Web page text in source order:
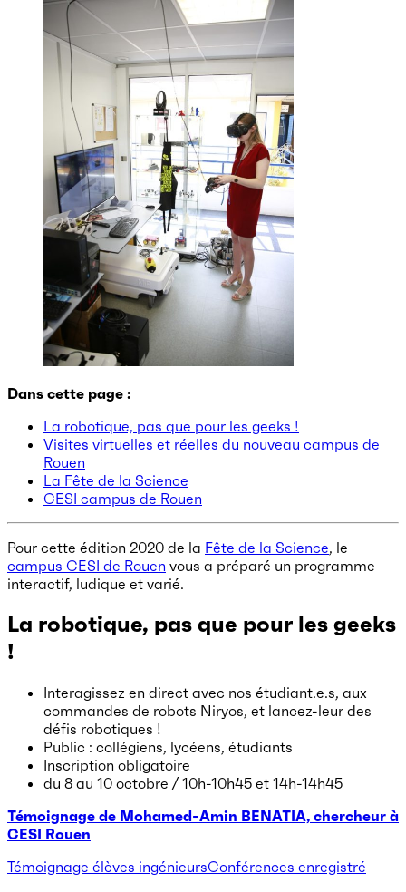
Dans cette page :
La robotique, pas que pour les geeks !
Visites virtuelles et réelles du nouveau campus de
Rouen
La Fête de la Science
CESI campus de Rouen
Pour cette édition 2020 de la Fête de la Science, le
campus CESI de Rouen vous a préparé un programme
interactif, ludique et varié.
La robotique, pas que pour les geeks
!
Interagissez en direct avec nos étudiant.e.s, aux
commandes de robots Niryos, et lancez-leur des
défis robotiques !
Public : collégiens, lycéens, étudiants
Inscription obligatoire
du 8 au 10 octobre / 10h-10h45 et 14h-14h45
Témoignage de Mohamed-Amin BENATIA, chercheur à
CESI Rouen
Témoignage élèves ingénieursConférences enregistré